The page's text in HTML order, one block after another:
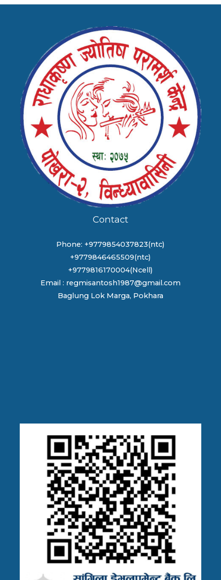
Contact
Phone: +9779854037823(ntc)
+9779846465509(ntc)
+9779816170004(Ncell)
Email : regmisantosh1987@gmail.com
Baglung Lok Marga, Pokhara